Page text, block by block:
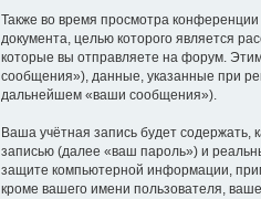
Также во время просмотра
документа, целью которого является
которые вы отправляете на форум.
сообщения»), данные, указанные при
дальнейшем «ваши сообщения»).
Ваша учётная запись будет
записью (далее «ваш пароль») и
защите компьютерной информации,
кроме вашего имени пользователя,